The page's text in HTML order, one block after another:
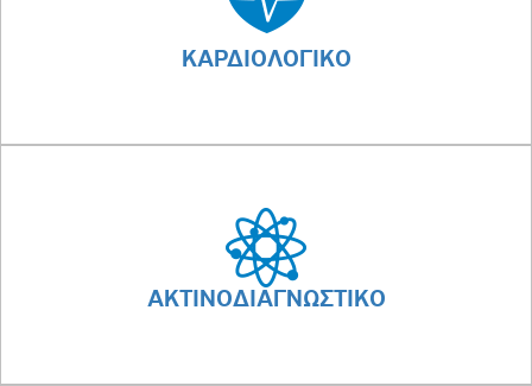
ΚΑΡΔΙΟΛΟΓΙΚΟ
ΑΚΤΙΝΟΔΙΑΓΝΩΣΤΙΚΟ